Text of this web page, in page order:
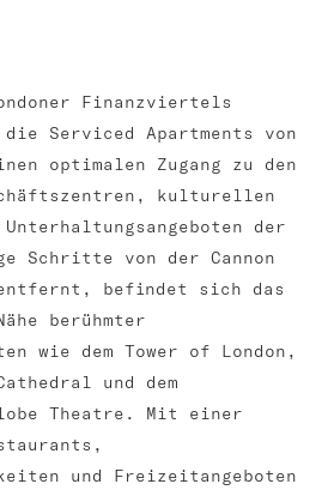
Finanzviertels
Serviced Apartments von
optimalen Zugang zu den
kulturellen
Unterhaltungsangeboten der
Schritte von der Cannon
befindet sich das
berühmter
wie dem Tower of London,
und dem
Theatre. Mit einer
und Freizeitangeboten